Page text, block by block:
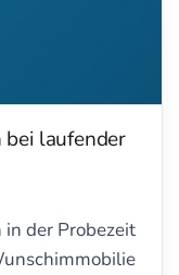
bei laufender
der Probezeit